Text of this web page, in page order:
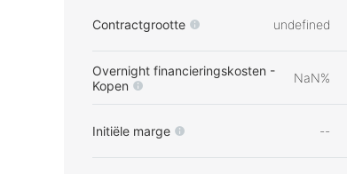
Contractgrootte undefined
Overnight financieringskosten -
Kopen
NaN%
Initiële marge --